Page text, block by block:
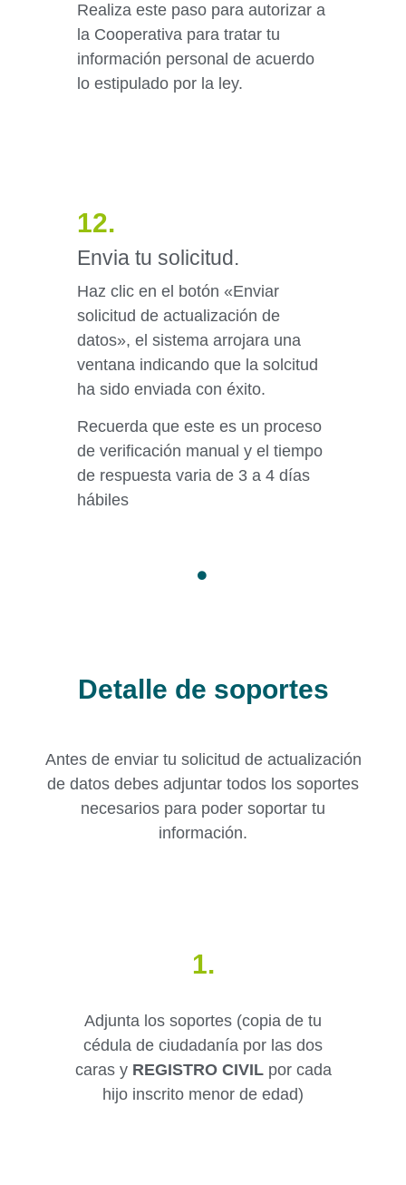
Realiza este paso para autorizar a
la Cooperativa para tratar tu
información personal de acuerdo
lo estipulado por la ley.
12.
Envia tu solicitud.
Haz clic en el botón «Enviar
solicitud de actualización de
datos», el sistema arrojara una
ventana indicando que la solcitud
ha sido enviada con éxito.
Recuerda que este es un proceso
de verificación manual y el tiempo
de respuesta varia de 3 a 4 días
hábiles
Detalle de soportes
Antes de enviar tu solicitud de actualización
de datos debes adjuntar todos los soportes
necesarios para poder soportar tu
información.
1.
Adjunta los soportes (copia de tu
cédula de ciudadanía por las dos
caras y REGISTRO CIVILpor cada
hijo inscrito menor de edad)